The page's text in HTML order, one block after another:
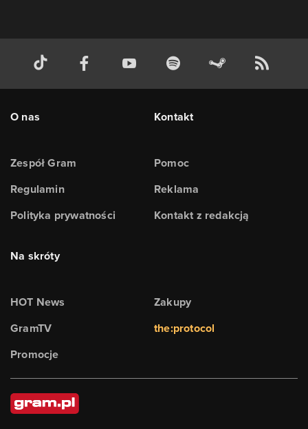
O nas
Zespół Gram
Regulamin
Polityka prywatności
Kontakt
Pomoc
Reklama
Kontakt z redakcją
Na skróty
HOT News
GramTV
Promocje
Zakupy
the:protocol